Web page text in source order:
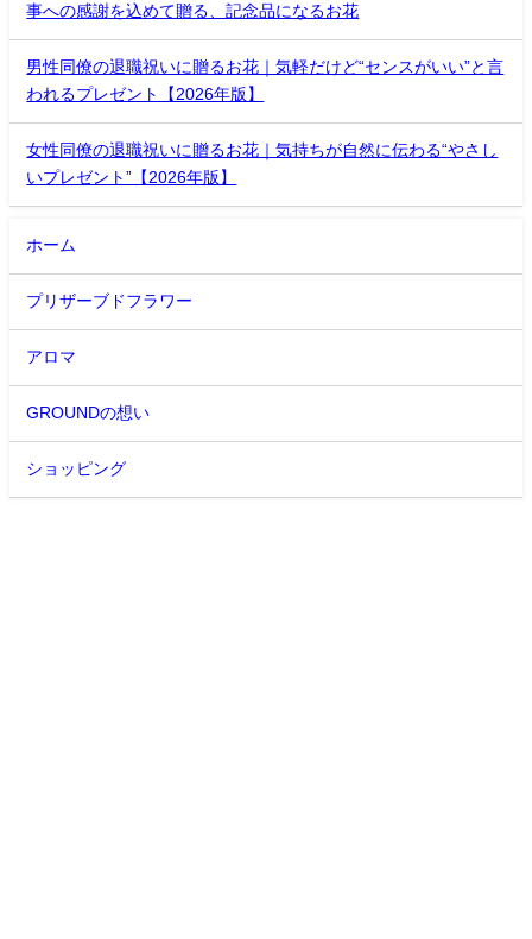
事への感謝を込めて贈る、記念品になるお花
男性同僚の退職祝いに贈るお花｜気軽だけど“センスがいい”と言
われるプレゼント【2026年版】
女性同僚の退職祝いに贈るお花｜気持ちが自然に伝わる“やさし
いプレゼント”【2026年版】
ホーム
プリザーブドフラワー
アロマ
GROUNDの想い
ショッピング